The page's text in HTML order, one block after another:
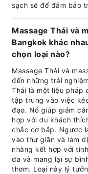
sạch sẽ để đảm bảo
Massage Thái và
Bangkok khác
chọn loại nào?
Massage Thái và
đến những trải
Thái là một liệu pháp
tập trung vào việc
đạo. Nó giúp giảm
hợp với du khách
chắc cơ bắp. Ngược
vào thư giãn và làm
nhàng kết hợp với
da và mang lại sự
thơm. Loại này lý